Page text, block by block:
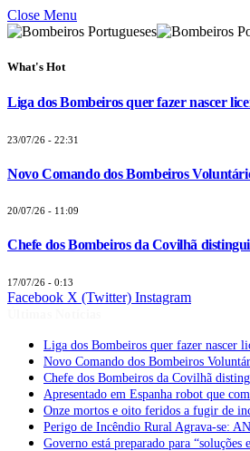
Close Menu
What's Hot
Liga dos Bombeiros quer fazer nascer
23/07/26 - 22:31
Novo Comando dos Bombeiros
20/07/26 - 11:09
Chefe dos Bombeiros da Covilhã
17/07/26 - 0:13
Facebook X (Twitter) Instagram
Liga dos Bombeiros quer fazer nascer
Novo Comando dos Bombeiros
Chefe dos Bombeiros da Covilhã
Apresentado em Espanha robot que
Onze mortos e oito feridos a fugir de
Perigo de Incêndio Rural Agrava-se:
Governo está preparado para